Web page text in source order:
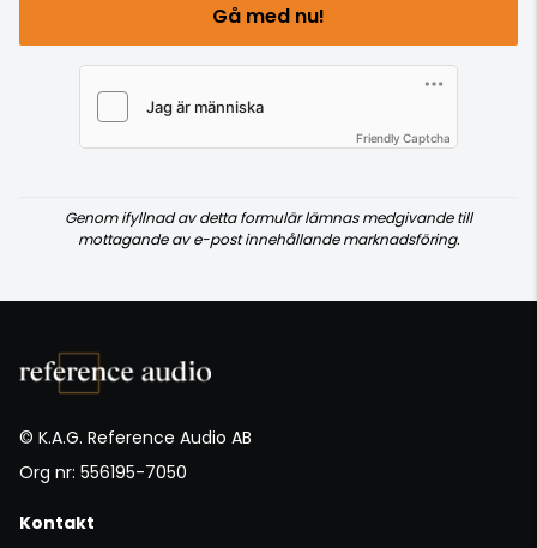
Gå med nu!
Friendly Captcha
Genom ifyllnad av detta formulär lämnas medgivande till
mottagande av e-post innehållande marknadsföring.
© K.A.G. Reference Audio AB
Org nr: 556195-7050
Kontakt